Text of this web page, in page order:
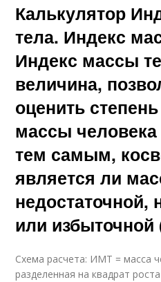
Калькулятор
тела. Индекс
Индекс массы
величина,
оценить
массы человека
тем самым,
является ли
недостаточной,
или избыточной
Схема расчета: ИМТ = масса
разделенная на квадрат